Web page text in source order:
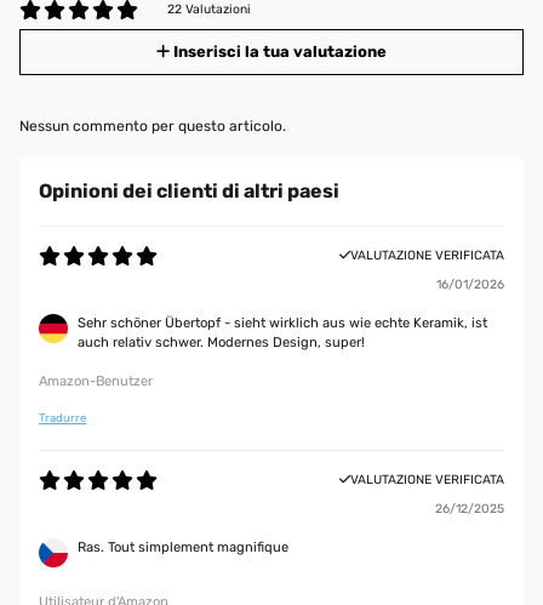
22 Valutazioni
Inserisci la tua valutazione
Nessun commento per questo articolo.
Opinioni dei clienti di altri paesi
VALUTAZIONE VERIFICATA
16/01/2026
Sehr schöner Übertopf - sieht wirklich aus wie echte Keramik, ist
auch relativ schwer. Modernes Design, super!
Amazon-Benutzer
Tradurre
VALUTAZIONE VERIFICATA
26/12/2025
Ras. Tout simplement magnifique